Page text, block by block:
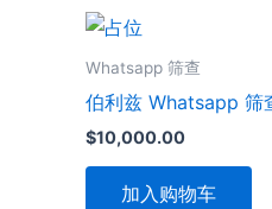
Whatsapp 筛查
伯利兹 Whatsapp 筛
$10,000.00
加入购物车